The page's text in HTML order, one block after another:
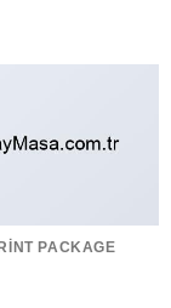
PACKAGE